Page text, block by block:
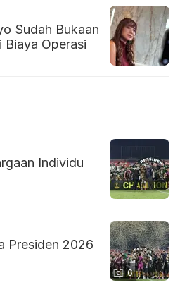
Sudah Bukaan
Biaya Operasi
Individu
6
Presiden 2026